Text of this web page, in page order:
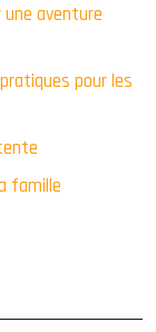
aventure
pour les
famille